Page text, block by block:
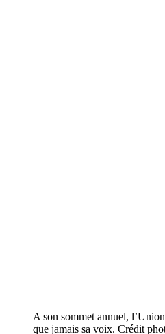
A son sommet annuel,
que jamais sa voix. Crédit